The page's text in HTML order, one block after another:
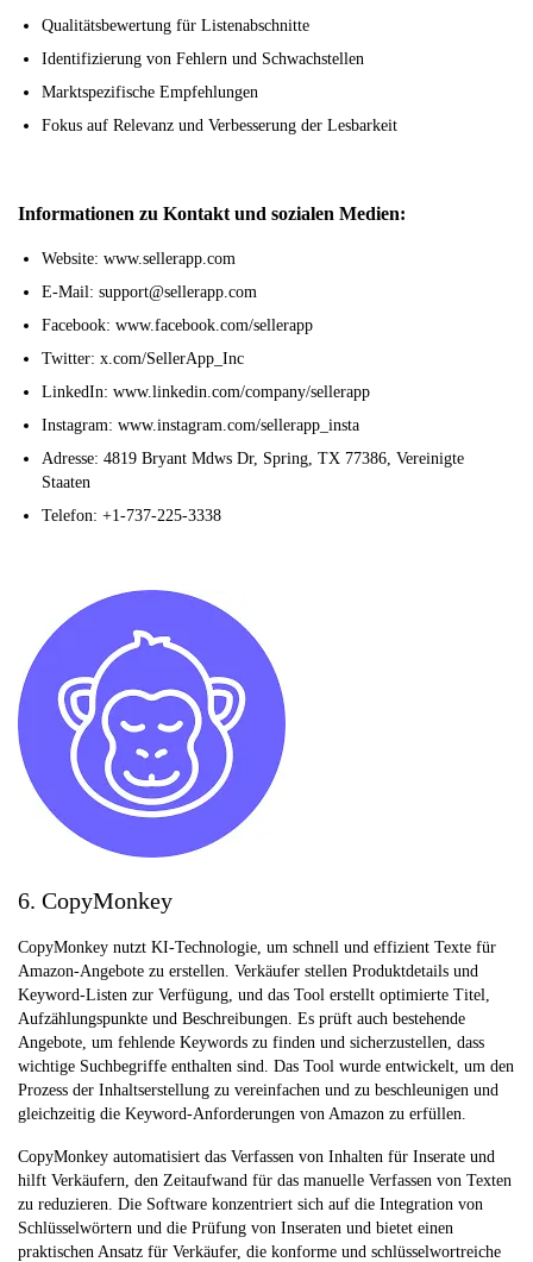
Qualitätsbewertung für Listenabschnitte
Identifizierung von Fehlern und Schwachstellen
Marktspezifische Empfehlungen
Fokus auf Relevanz und Verbesserung der Lesbarkeit
Informationen zu Kontakt und sozialen Medien:
Website: www.sellerapp.com
E-Mail: support@sellerapp.com
Facebook: www.facebook.com/sellerapp
Twitter: x.com/SellerApp_Inc
LinkedIn: www.linkedin.com/company/sellerapp
Instagram: www.instagram.com/sellerapp_insta
Adresse: 4819 Bryant Mdws Dr, Spring, TX 77386, Vereinigte
Staaten
Telefon: +1-737-225-3338
6. CopyMonkey
CopyMonkey nutzt KI-Technologie, um schnell und effizient Texte für
Amazon-Angebote zu erstellen. Verkäufer stellen Produktdetails und
Keyword-Listen zur Verfügung, und das Tool erstellt optimierte Titel,
Aufzählungspunkte und Beschreibungen. Es prüft auch bestehende
Angebote, um fehlende Keywords zu finden und sicherzustellen, dass
wichtige Suchbegriffe enthalten sind. Das Tool wurde entwickelt, um den
Prozess der Inhaltserstellung zu vereinfachen und zu beschleunigen und
gleichzeitig die Keyword-Anforderungen von Amazon zu erfüllen.
CopyMonkey automatisiert das Verfassen von Inhalten für Inserate und
hilft Verkäufern, den Zeitaufwand für das manuelle Verfassen von Texten
zu reduzieren. Die Software konzentriert sich auf die Integration von
Schlüsselwörtern und die Prüfung von Inseraten und bietet einen
praktischen Ansatz für Verkäufer, die konforme und schlüsselwortreiche